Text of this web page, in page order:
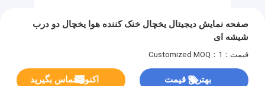
صفحه نمایش دیجیتال یخچال خنک کننده هوا یخچال دو درب
شیشه ای
قیمت：Customized MOQ：1
بهترین قیمت اکنون تماس بگیرید